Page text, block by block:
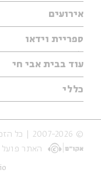
אירועים
אנגלית
נוער
סדרות
אירועי עבר
אירועים בירושלים
ספריית וידאו
עיון
מיוחדים
עוד בבית אבי חי
כללי
אודות
הצהרת נגישות
תנאי שימוש והצהרת פרטיות
© 2007-2026 | כל הזכויות שמורות לבית אבי חי
האתר פועל